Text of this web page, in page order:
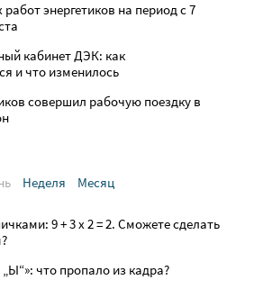
энергетиков на период с 7
кабинет ДЭК: как
и что изменилось
совершил рабочую поездку в
Неделя Месяц
9 + 3 х 2 = 2. Сможете сделать
что пропало из кадра?